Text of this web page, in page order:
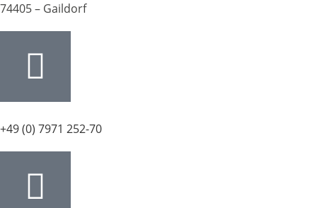
74405 – Gaildorf
+49 (0) 7971 252-70